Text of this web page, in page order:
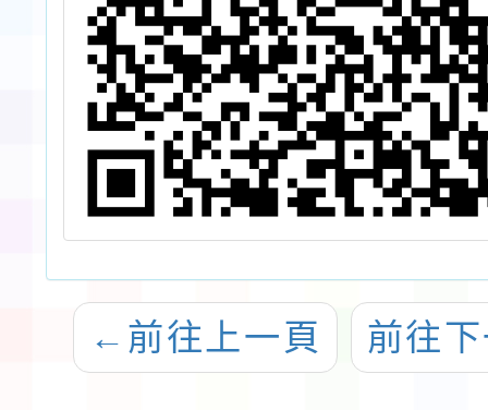
← 前往上一頁 前往